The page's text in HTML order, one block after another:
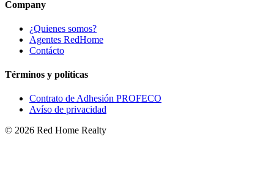
Company
¿Quienes somos?
Agentes RedHome
Contácto
Términos y políticas
Contrato de Adhesión PROFECO
Avíso de privacidad
© 2026 Red Home Realty